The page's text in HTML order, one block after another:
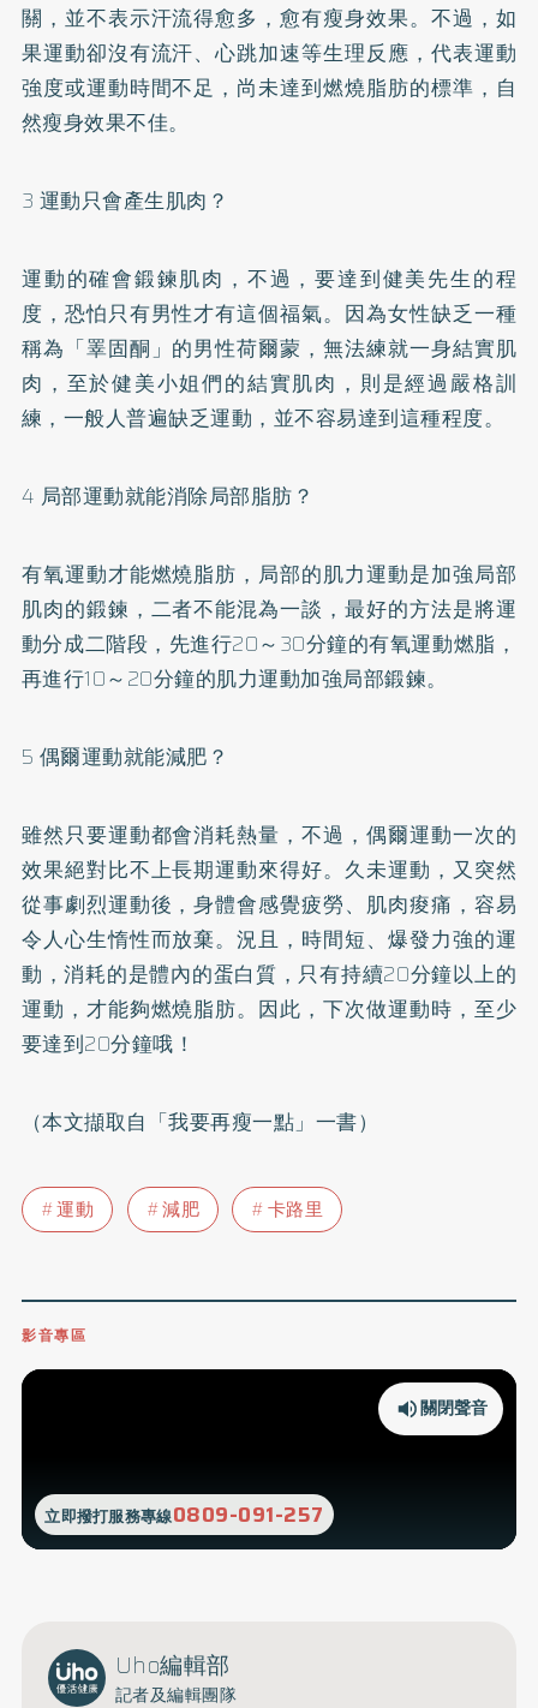
關，並不表示汗流得愈多，愈有瘦身效果。不過，如
果運動卻沒有流汗、心跳加速等生理反應，代表運動
強度或運動時間不足，尚未達到燃燒脂肪的標準，自
然瘦身效果不佳。
3 運動只會產生肌肉？
運動的確會鍛鍊肌肉，不過，要達到健美先生的程
度，恐怕只有男性才有這個福氣。因為女性缺乏一種
稱為「睪固酮」的男性荷爾蒙，無法練就一身結實肌
肉，至於健美小姐們的結實肌肉，則是經過嚴格訓
練，一般人普遍缺乏運動，並不容易達到這種程度。
4 局部運動就能消除局部脂肪？
有氧運動才能燃燒脂肪，局部的肌力運動是加強局部
肌肉的鍛鍊，二者不能混為一談，最好的方法是將運
動分成二階段，先進行20～30分鐘的有氧運動燃脂，
再進行10～20分鐘的肌力運動加強局部鍛鍊。
5 偶爾運動就能減肥？
雖然只要運動都會消耗熱量，不過，偶爾運動一次的
效果絕對比不上長期運動來得好。久未運動，又突然
從事劇烈運動後，身體會感覺疲勞、肌肉痠痛，容易
令人心生惰性而放棄。況且，時間短、爆發力強的運
動，消耗的是體內的蛋白質，只有持續20分鐘以上的
運動，才能夠燃燒脂肪。因此，下次做運動時，至少
要達到20分鐘哦！
（本文擷取自「我要再瘦一點」一書）
運動 減肥 卡路里
影音專區
立即撥打服務專線0809-091-257
關閉聲音
Uho編輯部
記者及編輯團隊